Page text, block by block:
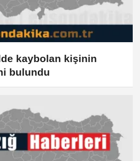
kaybolan kişinin
bulundu